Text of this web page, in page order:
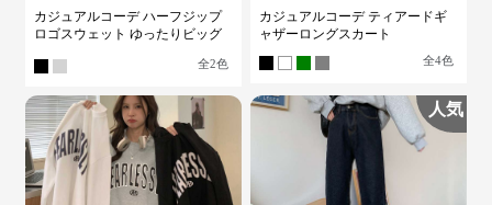
カジュアルコーデ ハーフジップ
ロゴスウェット ゆったりビッグ
全2色
カジュアルコーデ ティアードギ
ャザーロングスカート
全4色
人気